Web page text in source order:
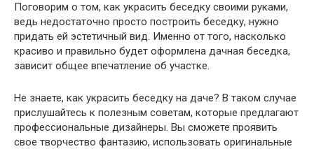
Поговорим о том, как украсить беседку своими руками,
ведь недостаточно просто построить беседку, нужно
придать ей эстетичный вид. Именно от того, насколько
красиво и правильно будет оформлена дачная беседка,
зависит общее впечатление об участке.
Не знаете, как украсить беседку на даче? В таком случае
прислушайтесь к полезным советам, которые предлагают
профессиональные дизайнеры. Вы сможете проявить
свое творчество фантазию, использовать оригинальные